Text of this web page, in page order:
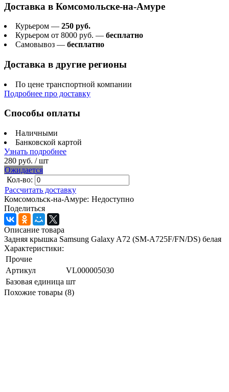
Доставка в Комсомольске-на-Амуре
Курьером — 250 руб.
Курьером от 8000 руб. — бесплатно
Самовывоз — бесплатно
Доставка в другие регионы
По цене транспортной компании
Подробнее про доставку
Способы оплаты
Наличными
Банковской картой
Узнать подробнее
280 руб. / шт
Ожидается
Кол-во:
Рассчитать доставку
Комсомольск-на-Амуре: Недоступно
Поделиться
Описание товара
Задняя крышка Samsung Galaxy A72 (SM-A725F/FN/DS) белая
Характеристики:
Прочие
Артикул
VL000005030
Базовая единица шт
Похожие товары (8)